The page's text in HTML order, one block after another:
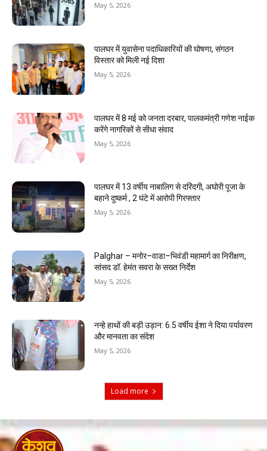
May 5, 2026
पालघर में युवासेना पदाधिकारियों की घोषणा, संगठन
विस्तार को मिली नई दिशा
May 5, 2026
पालघर में 8 मई को जनता दरबार, पालकमंत्री गणेश नाईक
करेंगे नागरिकों से सीधा संवाद
May 5, 2026
पालघर में 13 वर्षीय नाबालिग से दरिंदगी, अघोरी पूजा के
बहाने दुष्कर्म , 2 घंटे में आरोपी गिरफ्तार
May 5, 2026
Palghar – मनोर–वाडा–भिवंडी महामार्ग का निरीक्षण,
सांसद डॉ. हेमंत सवरा के सख्त निर्देश
May 5, 2026
नन्हे हाथों की बड़ी उड़ान: 6.5 वर्षीय ईशा ने दिया पर्यावरण
और मानवता का संदेश
May 5, 2026
Load more